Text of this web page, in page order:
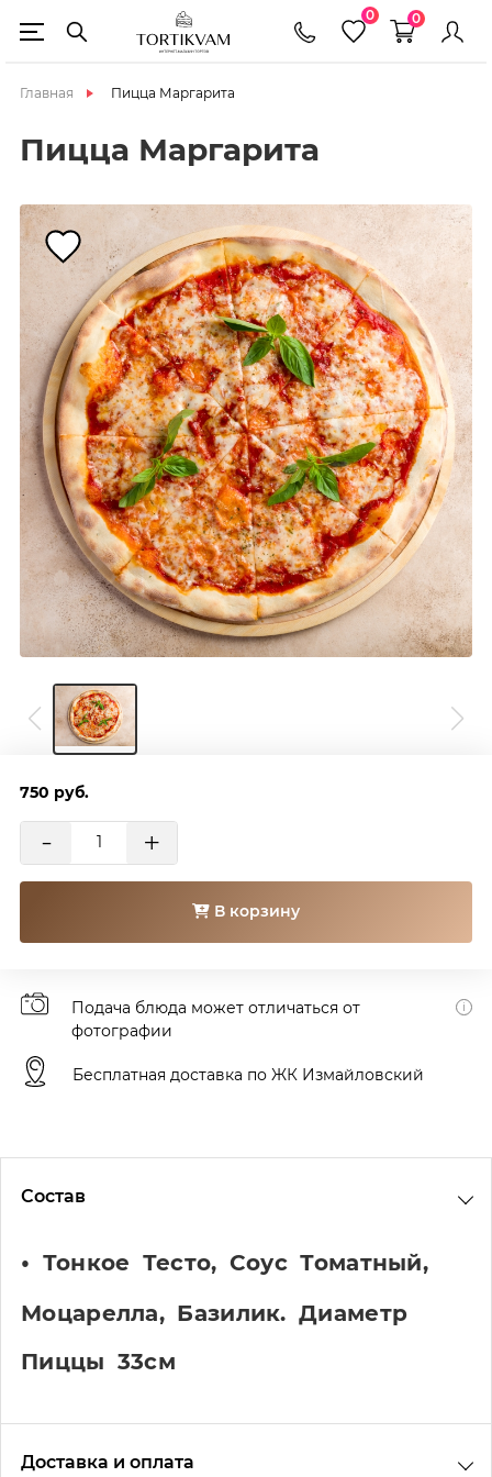
0 0
Главная Пицца Маргарита
Пицца Маргарита
Подача блюда может отличаться от
фотографии
Бесплатная доставка по ЖК Измайловский
750 руб.
- +
В корзину
Состав
Тонкое Тесто, Соус Томатный,
Моцарелла, Базилик. Диаметр
Пиццы 33см
Доставка и оплата